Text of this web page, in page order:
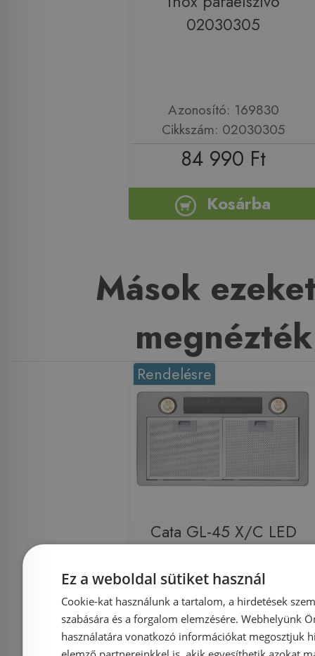
02030305
Azonosító: 169830
Cikkszám: 02030305
84 990 Ft
Kosárba
Mások
megnézték
Rendelésre
Cata GL-45 X/C LED
02030305
Ez a weboldal sütiket használ
Cookie-kat használunk a tartalom, a hirdetések
szabására és a forgalom elemzésére. Webhelyünk
használatára vonatkozó információkat megosztjuk